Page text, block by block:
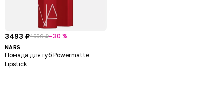
3493 ₽4990 ₽–30 %
NARS
Помада для губ Powermatte
Lipstick